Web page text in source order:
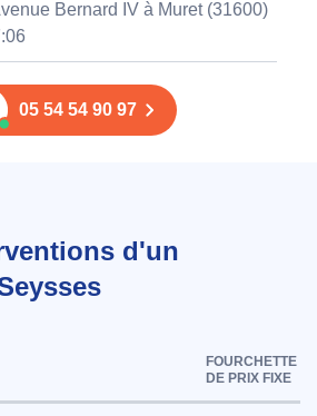
Bernard IV à Muret (31600)
05 54 54 90 97
d'un
FOURCHETTE
DE PRIX FIXE